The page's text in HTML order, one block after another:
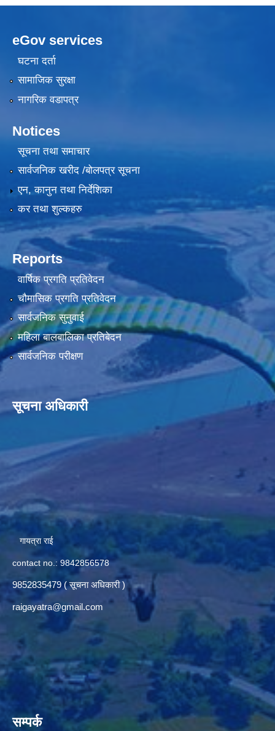
eGov services
घटना दर्ता
सामाजिक सुरक्षा
नागरिक वडापत्र
Notices
सूचना तथा समाचार
सार्वजनिक खरीद /बोलपत्र सूचना
एन, कानुन तथा निर्देशिका
कर तथा शुल्कहरु
Reports
वार्षिक प्रगति प्रतिवेदन
चौमासिक प्रगति प्रतिवेदन
सार्वजनिक सुनुवाई
महिला बालबालिका प्रतिबेदन
सार्वजनिक परीक्षण
सूचना अधिकारी
गायत्रा राई
contact no.: 9842856578
9852835479 ( सूचना अधिकारी )
raigayatra@gmail.com
सम्पर्क